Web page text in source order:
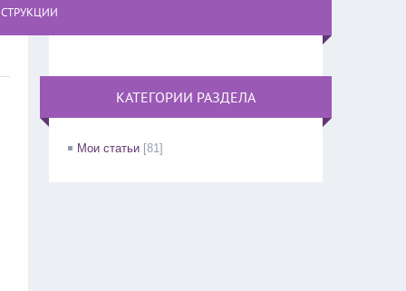
КАТЕГОРИИ РАЗДЕЛА
Мои статьи [81]